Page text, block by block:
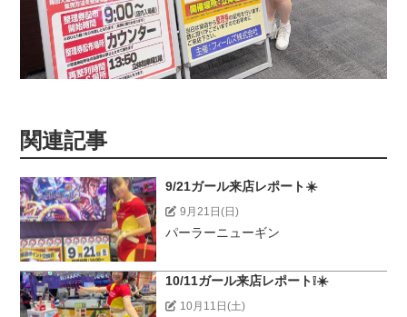
関連記事
9/21ガール来店レポート☀️
9月21日(日)
パーラーニューギン
10/11ガール来店レポート❕☀️
10月11日(土)